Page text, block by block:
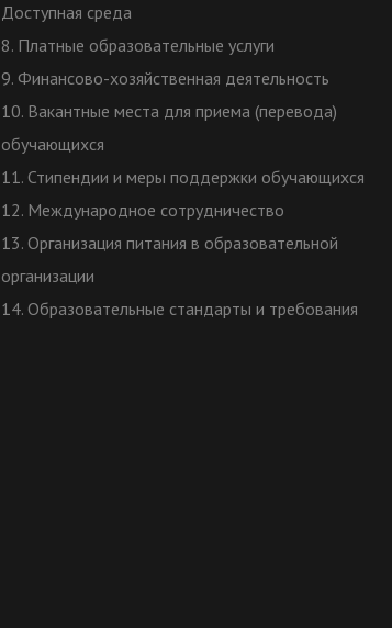
Доступная среда
8. Платные образовательные услуги
9. Финансово-хозяйственная деятельность
10. Вакантные места для приема (перевода)
обучающихся
11. Стипендии и меры поддержки обучающихся
12. Международное сотрудничество
13. Организация питания в образовательной
организации
14. Образовательные стандарты и требования